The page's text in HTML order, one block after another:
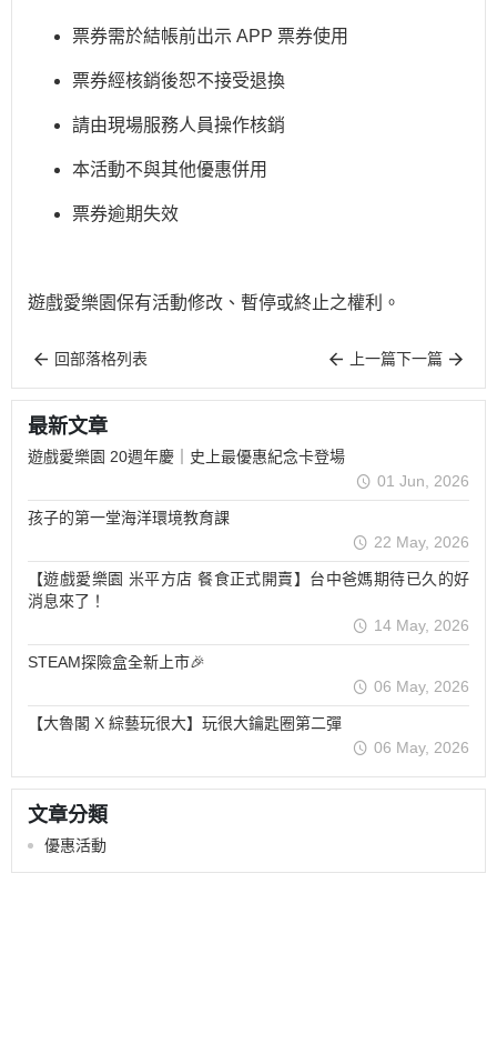
票券需於結帳前出示 APP 票券使用
票券經核銷後恕不接受退換
請由現場服務人員操作核銷
本活動不與其他優惠併用
票券逾期失效
遊戲愛樂園保有活動修改、暫停或終止之權利。
回部落格列表 上一篇下一篇
最新文章
遊戲愛樂園 20週年慶｜史上最優惠紀念卡登場
01 Jun, 2026
孩子的第一堂海洋環境教育課
22 May, 2026
【遊戲愛樂園 米平方店 餐食正式開賣】台中爸媽期待已久的好
消息來了！
14 May, 2026
STEAM探險盒全新上市🎉
06 May, 2026
【大魯閣 X 綜藝玩很大】玩很大鑰匙圈第二彈
06 May, 2026
文章分類
優惠活動